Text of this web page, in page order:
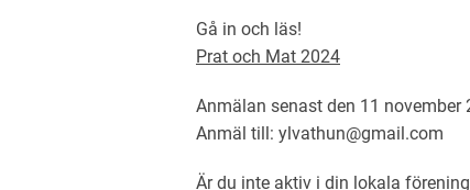
Gå in och läs!
Prat och Mat 2024
Anmälan senast den 11 november
Anmäl till: ylvathun@gmail.com
Är du inte aktiv i din lokala